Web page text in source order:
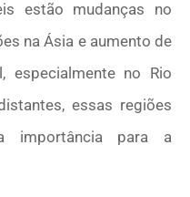
estão mudanças no
na Ásia e aumento de
especialmente no Rio
essas regiões
importância para a